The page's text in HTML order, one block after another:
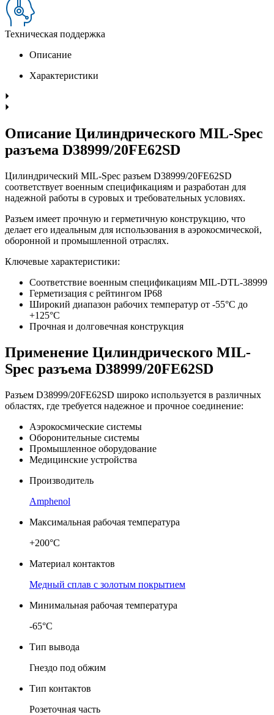
Техническая поддержка
Описание
Характеристики
Описание Цилиндрического MIL-Spec
разъема D38999/20FE62SD
Цилиндрический MIL-Spec разъем D38999/20FE62SD
соответствует военным спецификациям и разработан для
надежной работы в суровых и требовательных условиях.
Разъем имеет прочную и герметичную конструкцию, что
делает его идеальным для использования в аэрокосмической,
оборонной и промышленной отраслях.
Ключевые характеристики:
Соответствие военным спецификациям MIL-DTL-38999
Герметизация с рейтингом IP68
Широкий диапазон рабочих температур от -55°C до
+125°C
Прочная и долговечная конструкция
Применение Цилиндрического MIL-
Spec разъема D38999/20FE62SD
Разъем D38999/20FE62SD широко используется в различных
областях, где требуется надежное и прочное соединение:
Аэрокосмические системы
Оборонительные системы
Промышленное оборудование
Медицинские устройства
Производитель
Amphenol
Максимальная рабочая температура
+200°C
Материал контактов
Медный сплав с золотым покрытием
Минимальная рабочая температура
-65°C
Тип вывода
Гнездо под обжим
Тип контактов
Розеточная часть